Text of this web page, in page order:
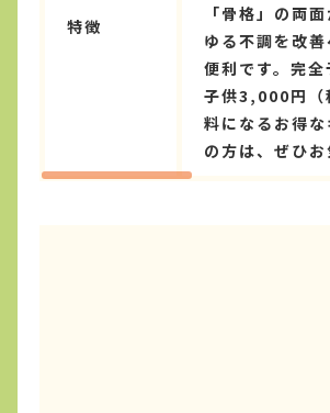
特徴
「骨格」の両
ゆる不調を改
便利です。完
子供3,000円（
料になるお得
の方は、ぜひ